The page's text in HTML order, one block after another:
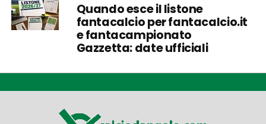
Quando esce il listone
fantacalcio per fantacalcio.it
e fantacampionato
Gazzetta: date ufficiali